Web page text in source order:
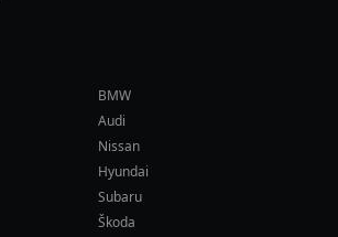
BMW
Audi
Nissan
Hyundai
Subaru
Škoda